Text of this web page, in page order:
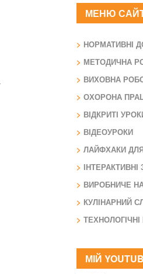
МЕНЮ
НОРМАТИВНІ
МЕТОДИЧНА
ВИХОВНА
ОХОРОНА
ВІДКРИТІ
ВІДЕОУРОКИ
ЛАЙФХАКИ
ВИРОБНИЧЕ
КУЛІНАРНИЙ
МІЙ